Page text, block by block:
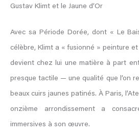
Gustav Klimt et le Jaune d’Or
Avec sa Période Dorée, dont « Le
célèbre, Klimt a « fusionné » peinture
devient chez lui une matière à part
presque tactile — une qualité que l’on
beaux cuirs jaunes patinés. À Paris,
onzième arrondissement a
immersives à son œuvre.